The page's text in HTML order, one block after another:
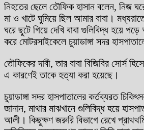
নিহতের ছেলে তৌফিক হাসান বলেন, নিজ
মা ও খাটে ঘুমিয়ে ছিল আমার বাবা। মধ্যরাতে
ঘরে ছুটে গিয়ে দেখি বাবা গুলিবিদ্ধ হয়ে
করে মোটরসাইকেলে চুয়াডাঙ্গা সদর
তৌফিকের দাবী, তার বাবা বিজিবির সোর্স
এ কারণেই তাকে হত্যা করা হয়েছে।
চুয়াডাঙ্গা সদর হাসপাতালের কর্তব্যরত
জানান, মাথার মাঝখানে গুলিবিদ্ধ হয়ে
আলী। কিছুক্ষণ জরুরি বিভাগে রেখে